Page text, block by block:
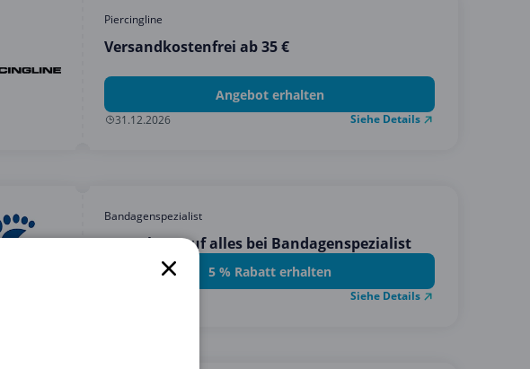
Piercingline
Versandkostenfrei ab 35 €
Angebot erhalten
31.12.2026 Siehe Details
Bandagenspezialist
5% Rabatt auf alles bei Bandagenspezialist
5 % Rabatt erhalten
Siehe Details